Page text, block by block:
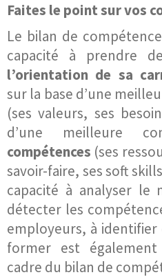
Faites le point sur vos
Le bilan de
capacité à prendre
l’orientation de sa
sur la base d’une
(ses valeurs, ses
d’une meilleure
compétences (ses
savoir-faire, ses soft
capacité à analyser le
détecter les
employeurs, à
former est
cadre du bilan de